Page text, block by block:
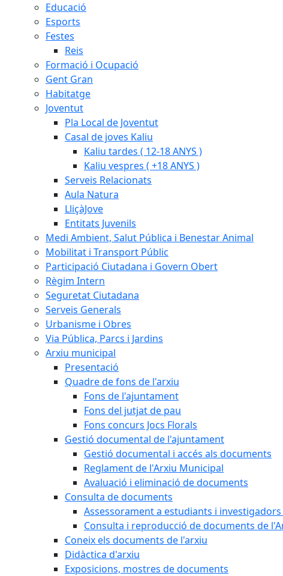
Educació
Esports
Festes
Reis
Formació i Ocupació
Gent Gran
Habitatge
Joventut
Pla Local de Joventut
Casal de joves Kaliu
Kaliu tardes ( 12-18 ANYS )
Kaliu vespres ( +18 ANYS )
Serveis Relacionats
Aula Natura
LliçàJove
Entitats Juvenils
Medi Ambient, Salut Pública i Benestar Animal
Mobilitat i Transport Públic
Participació Ciutadana i Govern Obert
Règim Intern
Seguretat Ciutadana
Serveis Generals
Urbanisme i Obres
Via Pública, Parcs i Jardins
Arxiu municipal
Presentació
Quadre de fons de l'arxiu
Fons de l'ajuntament
Fons del jutjat de pau
Fons concurs Jocs Florals
Gestió documental de l'ajuntament
Gestió documental i accés als documents
Reglament de l'Arxiu Municipal
Avaluació i eliminació de documents
Consulta de documents
Assessorament a estudiants i
Consulta i reproducció de documents de
Coneix els documents de l'arxiu
Didàctica d'arxiu
Exposicions, mostres de documents